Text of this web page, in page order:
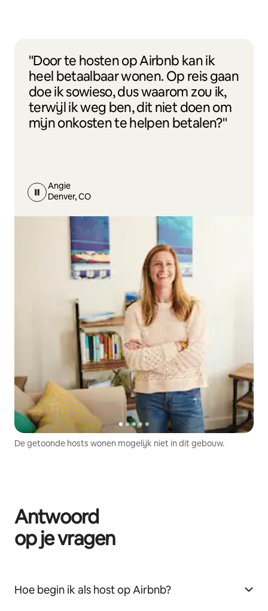
"Door te hosten op Airbnb kan ik
heel betaalbaar wonen. Op reis gaan
doe ik sowieso, dus waarom zou ik,
terwijl ik weg ben, dit niet doen om
mijn onkosten te helpen betalen?"
Angie
Denver, CO
De getoonde hosts wonen mogelijk niet in dit gebouw.
Antwoord
op je vragen
Hoe begin ik als host op Airbnb?